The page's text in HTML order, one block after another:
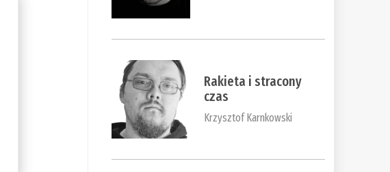
Rakieta i stracony
czas
Krzysztof Karnkowski